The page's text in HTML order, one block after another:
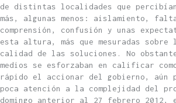
de distintas localidades que
más, algunas menos: aislamiento,
comprensión, confusión y unas
esta altura, más que mesuradas
calidad de las soluciones. No
medios se esforzaban en calificar
rápido el accionar del gobierno, aún
poca atención a la complejidad del
domingo anterior al 27 febrero